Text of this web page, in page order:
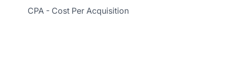
CPA - Cost Per Acquisition